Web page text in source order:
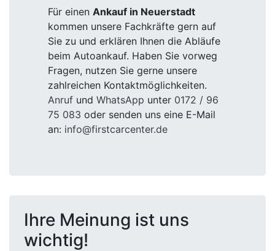
Für einen Ankauf in Neuerstadt
kommen unsere Fachkräfte gern auf
Sie zu und erklären Ihnen die Abläufe
beim Autoankauf. Haben Sie vorweg
Fragen, nutzen Sie gerne unsere
zahlreichen Kontaktmöglichkeiten.
Anruf und WhatsApp unter 0172 / 96
75 083 oder senden uns eine E-Mail
an: info@firstcarcenter.de
Ihre Meinung ist uns
wichtig!